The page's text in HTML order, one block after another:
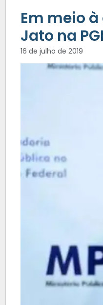
Em meio
Jato na
16 de julho de 2019